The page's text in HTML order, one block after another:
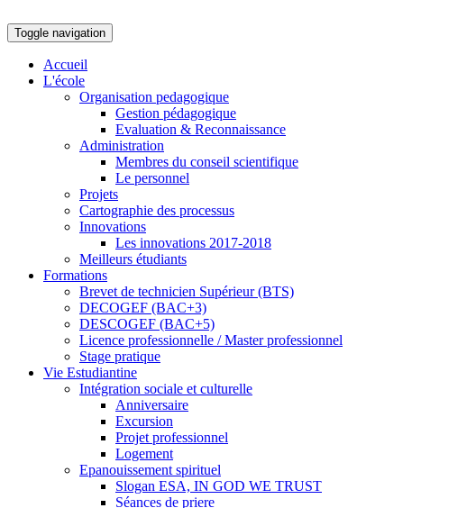
Toggle navigation
Accueil
L'école
Organisation pedagogique
Gestion pédagogique
Evaluation & Reconnaissance
Administration
Membres du conseil scientifique
Le personnel
Projets
Cartographie des processus
Innovations
Les innovations 2017-2018
Meilleurs étudiants
Formations
Brevet de technicien Supérieur (BTS)
DECOGEF (BAC+3)
DESCOGEF (BAC+5)
Licence professionnelle / Master professionnel
Stage pratique
Vie Estudiantine
Intégration sociale et culturelle
Anniversaire
Excursion
Projet professionnel
Logement
Epanouissement spirituel
Slogan ESA, IN GOD WE TRUST
Séances de priere